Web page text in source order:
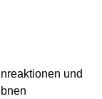
und